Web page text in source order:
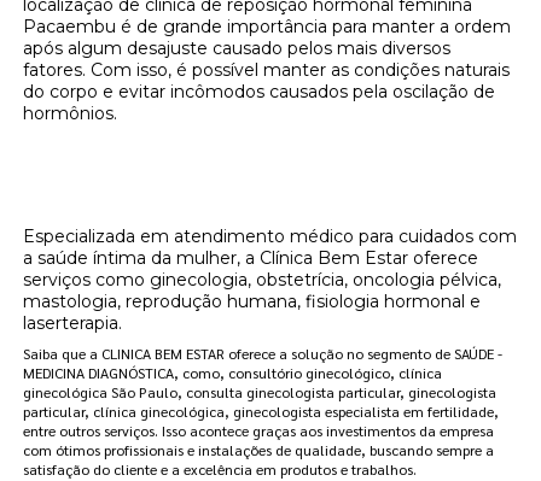
localização de clínica de reposição hormonal feminina
Pacaembu é de grande importância para manter a ordem
após algum desajuste causado pelos mais diversos
fatores. Com isso, é possível manter as condições naturais
do corpo e evitar incômodos causados pela oscilação de
hormônios.
Especializada em atendimento médico para cuidados com
a saúde íntima da mulher, a Clínica Bem Estar oferece
serviços como ginecologia, obstetrícia, oncologia pélvica,
mastologia, reprodução humana, fisiologia hormonal e
laserterapia.
Saiba que a CLINICA BEM ESTAR oferece a solução no segmento de SAÚDE -
MEDICINA DIAGNÓSTICA, como, consultório ginecológico, clínica
ginecológica São Paulo, consulta ginecologista particular, ginecologista
particular, clínica ginecológica, ginecologista especialista em fertilidade,
entre outros serviços. Isso acontece graças aos investimentos da empresa
com ótimos profissionais e instalações de qualidade, buscando sempre a
satisfação do cliente e a excelência em produtos e trabalhos.